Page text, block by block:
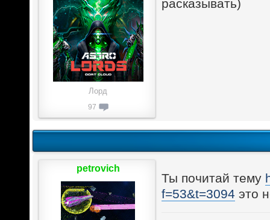
расказывать)
Лорд
97
Ты почитай тему
f=53&t=3094 это
petrovich